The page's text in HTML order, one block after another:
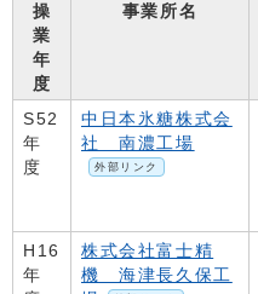
操
業
年
度
事業所名
S52
年
度
中日本氷糖株式会
社 南濃工場
外部リンク
H16
年
株式会社富士精
機 海津長久保工